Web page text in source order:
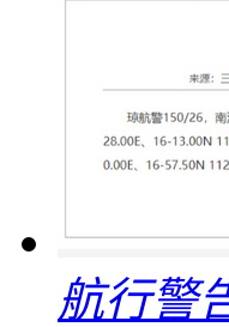
航行警